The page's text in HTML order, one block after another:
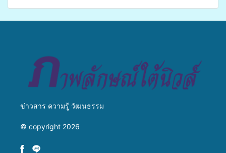
ข่าวสาร ความรู้ วัฒนธรรม
© copyright 2026